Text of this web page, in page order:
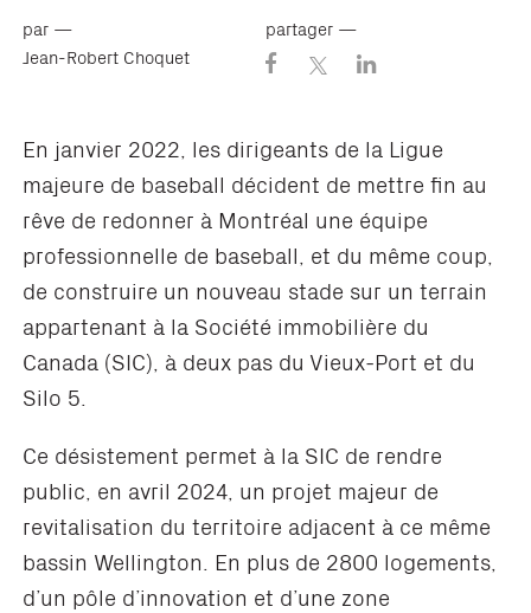
par —
Jean-Robert Choquet
partager —
En janvier 2022, les dirigeants de la Ligue
majeure de baseball décident de mettre fin au
rêve de redonner à Montréal une équipe
professionnelle de baseball, et du même coup,
de construire un nouveau stade sur un terrain
appartenant à la Société immobilière du
Canada (SIC), à deux pas du Vieux-Port et du
Silo 5.
Ce désistement permet à la SIC de rendre
public, en avril 2024, un projet majeur de
revitalisation du territoire adjacent à ce même
bassin Wellington. En plus de 2800 logements,
d’un pôle d’innovation et d’une zone